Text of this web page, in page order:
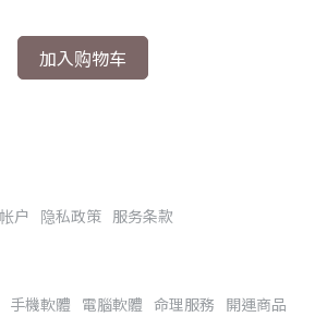
加入购物车
户 隐私政策 服务条款
手機軟體 電腦軟體 命理服務 開運商品